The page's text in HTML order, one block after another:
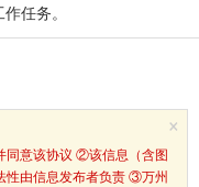
任务。
×
同意该协议 ②该信息（含图
性由信息发布者负责 ③万州